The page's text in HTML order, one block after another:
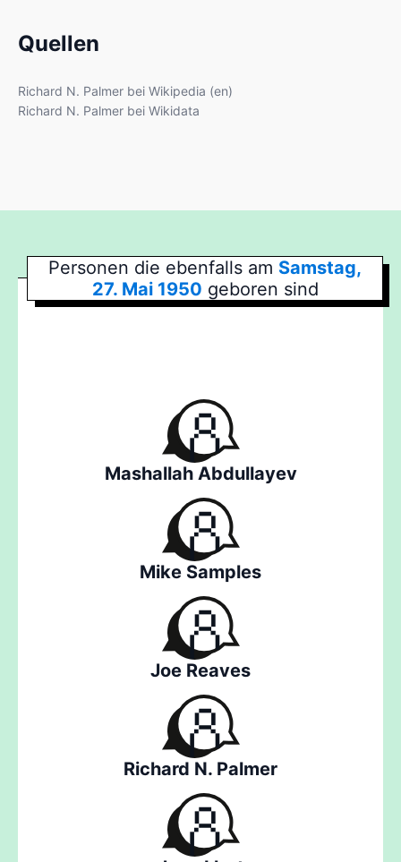
Quellen
Richard N. Palmer bei Wikipedia (en)
Richard N. Palmer bei Wikidata
Personen die ebenfalls am Samstag,
27. Mai 1950 geboren sind
Mashallah Abdullayev
Mike Samples
Joe Reaves
Richard N. Palmer